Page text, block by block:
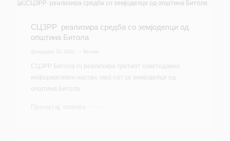
СЦЗРР реализира средба со земјоделци од
општина Битола
Февруари 23, 2023 Вести
СЦЗРР Битола го реализира третиот советодавно
информативен настан, овој пат со земјоделци од
општина Битола.
Прочитај повеќе